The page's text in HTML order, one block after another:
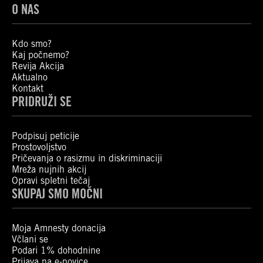
O NAS
Kdo smo?
Kaj počnemo?
Revija Akcija
Aktualno
Kontakt
PRIDRUŽI SE
Podpisuj peticije
Prostovoljstvo
Pričevanja o rasizmu in diskriminaciji
Mreža nujnih akcij
Opravi spletni tečaj
SKUPAJ SMO MOČNI
Moja Amnesty donacija
Včlani se
Podari 1% dohodnine